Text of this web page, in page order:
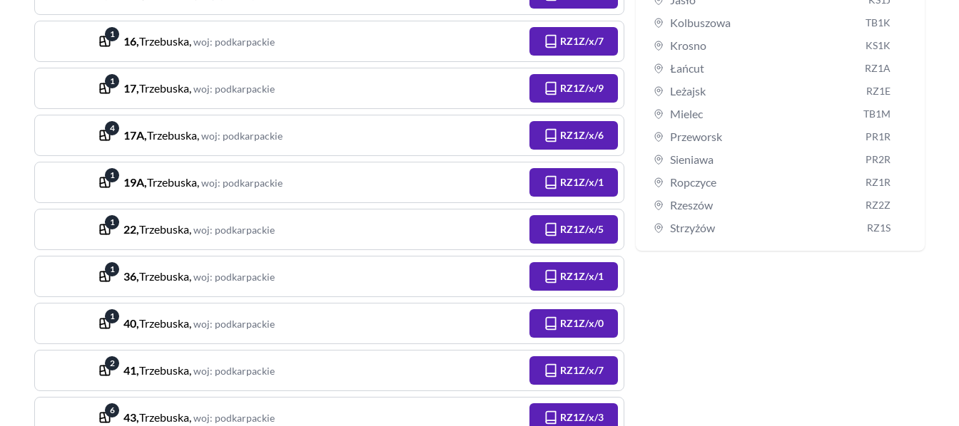
1
16,Trzebuska,woj: podkarpackie RZ1Z/x/7
1
17,Trzebuska,woj: podkarpackie RZ1Z/x/9
4
17A,Trzebuska,woj: podkarpackie RZ1Z/x/6
1
19A,Trzebuska,woj: podkarpackie RZ1Z/x/1
1
22,Trzebuska,woj: podkarpackie RZ1Z/x/5
1
36,Trzebuska,woj: podkarpackie RZ1Z/x/1
1
40,Trzebuska,woj: podkarpackie RZ1Z/x/0
2
41,Trzebuska,woj: podkarpackie RZ1Z/x/7
6
43,Trzebuska,woj: podkarpackie RZ1Z/x/3
Kolbuszowa TB1K
Krosno KS1K
Łańcut RZ1A
Leżajsk RZ1E
Mielec TB1M
Przeworsk PR1R
Sieniawa PR2R
Ropczyce RZ1R
Rzeszów RZ2Z
Strzyżów RZ1S